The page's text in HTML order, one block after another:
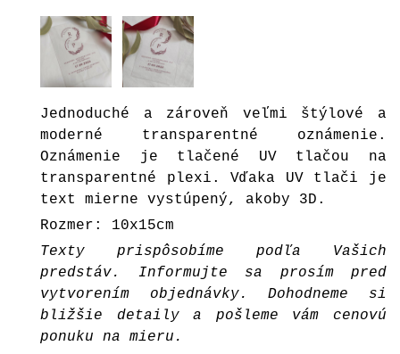
Jednoduché a zároveň veľmi štýlové a
moderné transparentné oznámenie.
Oznámenie je tlačené UV tlačou na
transparentné plexi. Vďaka UV tlači je
text mierne vystúpený, akoby 3D.
Rozmer: 10x15cm
Texty prispôsobíme podľa Vašich
predstáv. Informujte sa prosím pred
vytvorením objednávky. Dohodneme si
bližšie detaily a pošleme vám cenovú
ponuku na mieru.